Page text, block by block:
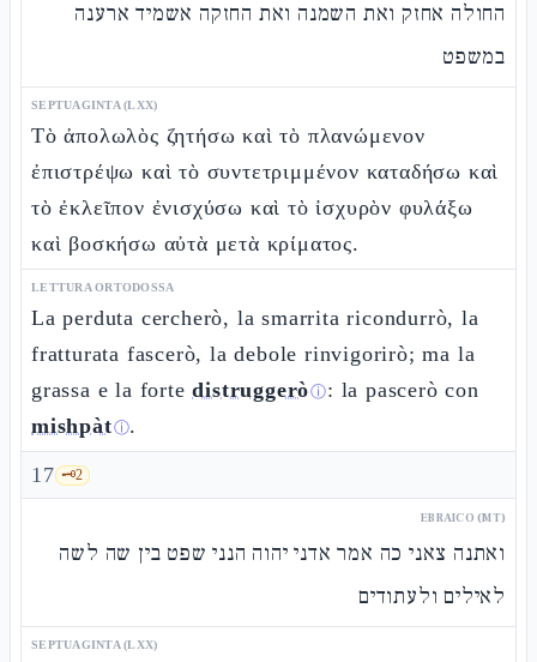
החולה אחזק ואת השמנה ואת החזקה אשמיד ארענה
במשפט
SEPTUAGINTA (LXX)
Τὸ ἀπολωλὸς ζητήσω καὶ τὸ πλανώμενον
ἐπιστρέψω καὶ τὸ συντετριμμένον καταδήσω καὶ
τὸ ἐκλεῖπον ἐνισχύσω καὶ τὸ ἰσχυρὸν φυλάξω
καὶ βοσκήσω αὐτὰ μετὰ κρίματος.
LETTURA ORTODOSSA
La perduta cercherò, la smarrita ricondurrò, la
fratturata fascerò, la debole rinvigorirò; ma la
grassa e la fortedistruggeròⓘ: la pascerò con
mishpàtⓘ.
17 🗝️2
EBRAICO (MT)
ואתנה צאני כה אמר אדני יהוה הנני שפט בין שה לשה
לאילים ולעתודים
SEPTUAGINTA (LXX)